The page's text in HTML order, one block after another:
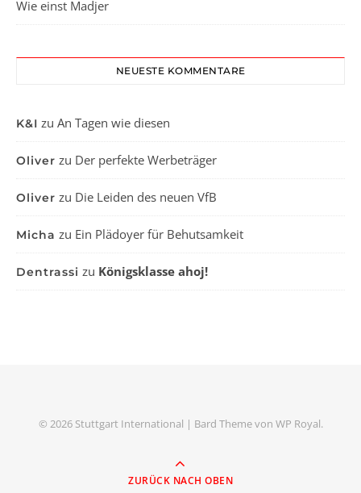
Wie einst Madjer
NEUESTE KOMMENTARE
K&I zu An Tagen wie diesen
Oliver zu Der perfekte Werbeträger
Oliver zu Die Leiden des neuen VfB
Micha zu Ein Plädoyer für Behutsamkeit
Dentrassi zu Königsklasse ahoj!
© 2026 Stuttgart International | Bard Theme von WP Royal.
ZURÜCK NACH OBEN